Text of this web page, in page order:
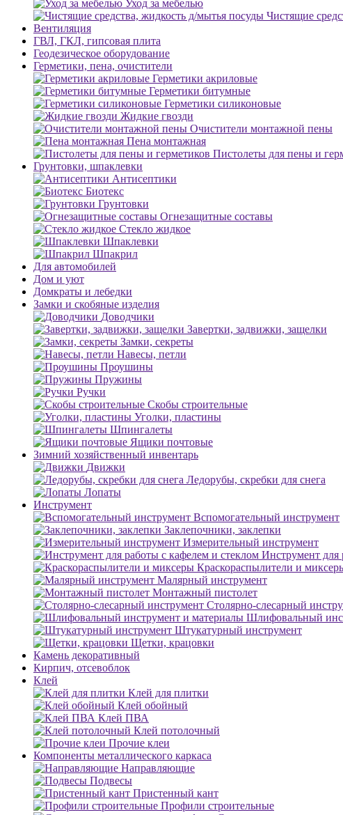
Уход за мебелью
Чистящие
Вентиляция
ГВЛ, ГКЛ, гипсовая плита
Геодезическое оборудование
Герметики, пена, очистители
Герметики акриловые
Герметики битумные
Герметики силиконовые
Жидкие гвозди
Очистители монтажной пены
Пена монтажная
Пистолеты для пены и
Грунтовки, шпаклевки
Антисептики
Биотекс
Грунтовки
Огнезащитные составы
Стекло жидкое
Шпаклевки
Шпакрил
Для автомобилей
Дом и уют
Домкраты и лебедки
Замки и скобяные изделия
Доводчики
Завертки, задвижки, защелки
Замки, секреты
Навесы, петли
Проушины
Пружины
Ручки
Скобы строительные
Уголки, пластины
Шпингалеты
Ящики почтовые
Зимний хозяйственный инвентарь
Движки
Ледорубы, скребки для снега
Лопаты
Инструмент
Вспомогательный инструмент
Заклепочники, заклепки
Измерительный инструмент
Инструмент для
Краскораспылители и
Малярный инструмент
Монтажный пистолет
Столярно-слесарный
Шлифовальный
Штукатурный инструмент
Щетки, крацовки
Камень декоративный
Кирпич, отсевоблок
Клей
Клей для плитки
Клей обойный
Клей ПВА
Клей потолочный
Прочие клеи
Компоненты металлического каркаса
Направляющие
Подвесы
Пристенный кант
Профили строительные